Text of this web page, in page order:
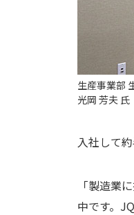
生産事業部
光岡 芳夫 氏
入社して
「製造業
中です。